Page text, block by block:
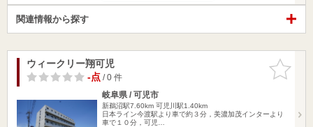
関連情報から探す
お気に入
りに追加
ウィークリー翔可児
-点/ 0 件
岐阜県 / 可児市
新鵜沼駅7.60km 可児川駅1.40km
日本ライン今渡駅より車で約３分，美濃加茂インターより
車で１０分，可児…